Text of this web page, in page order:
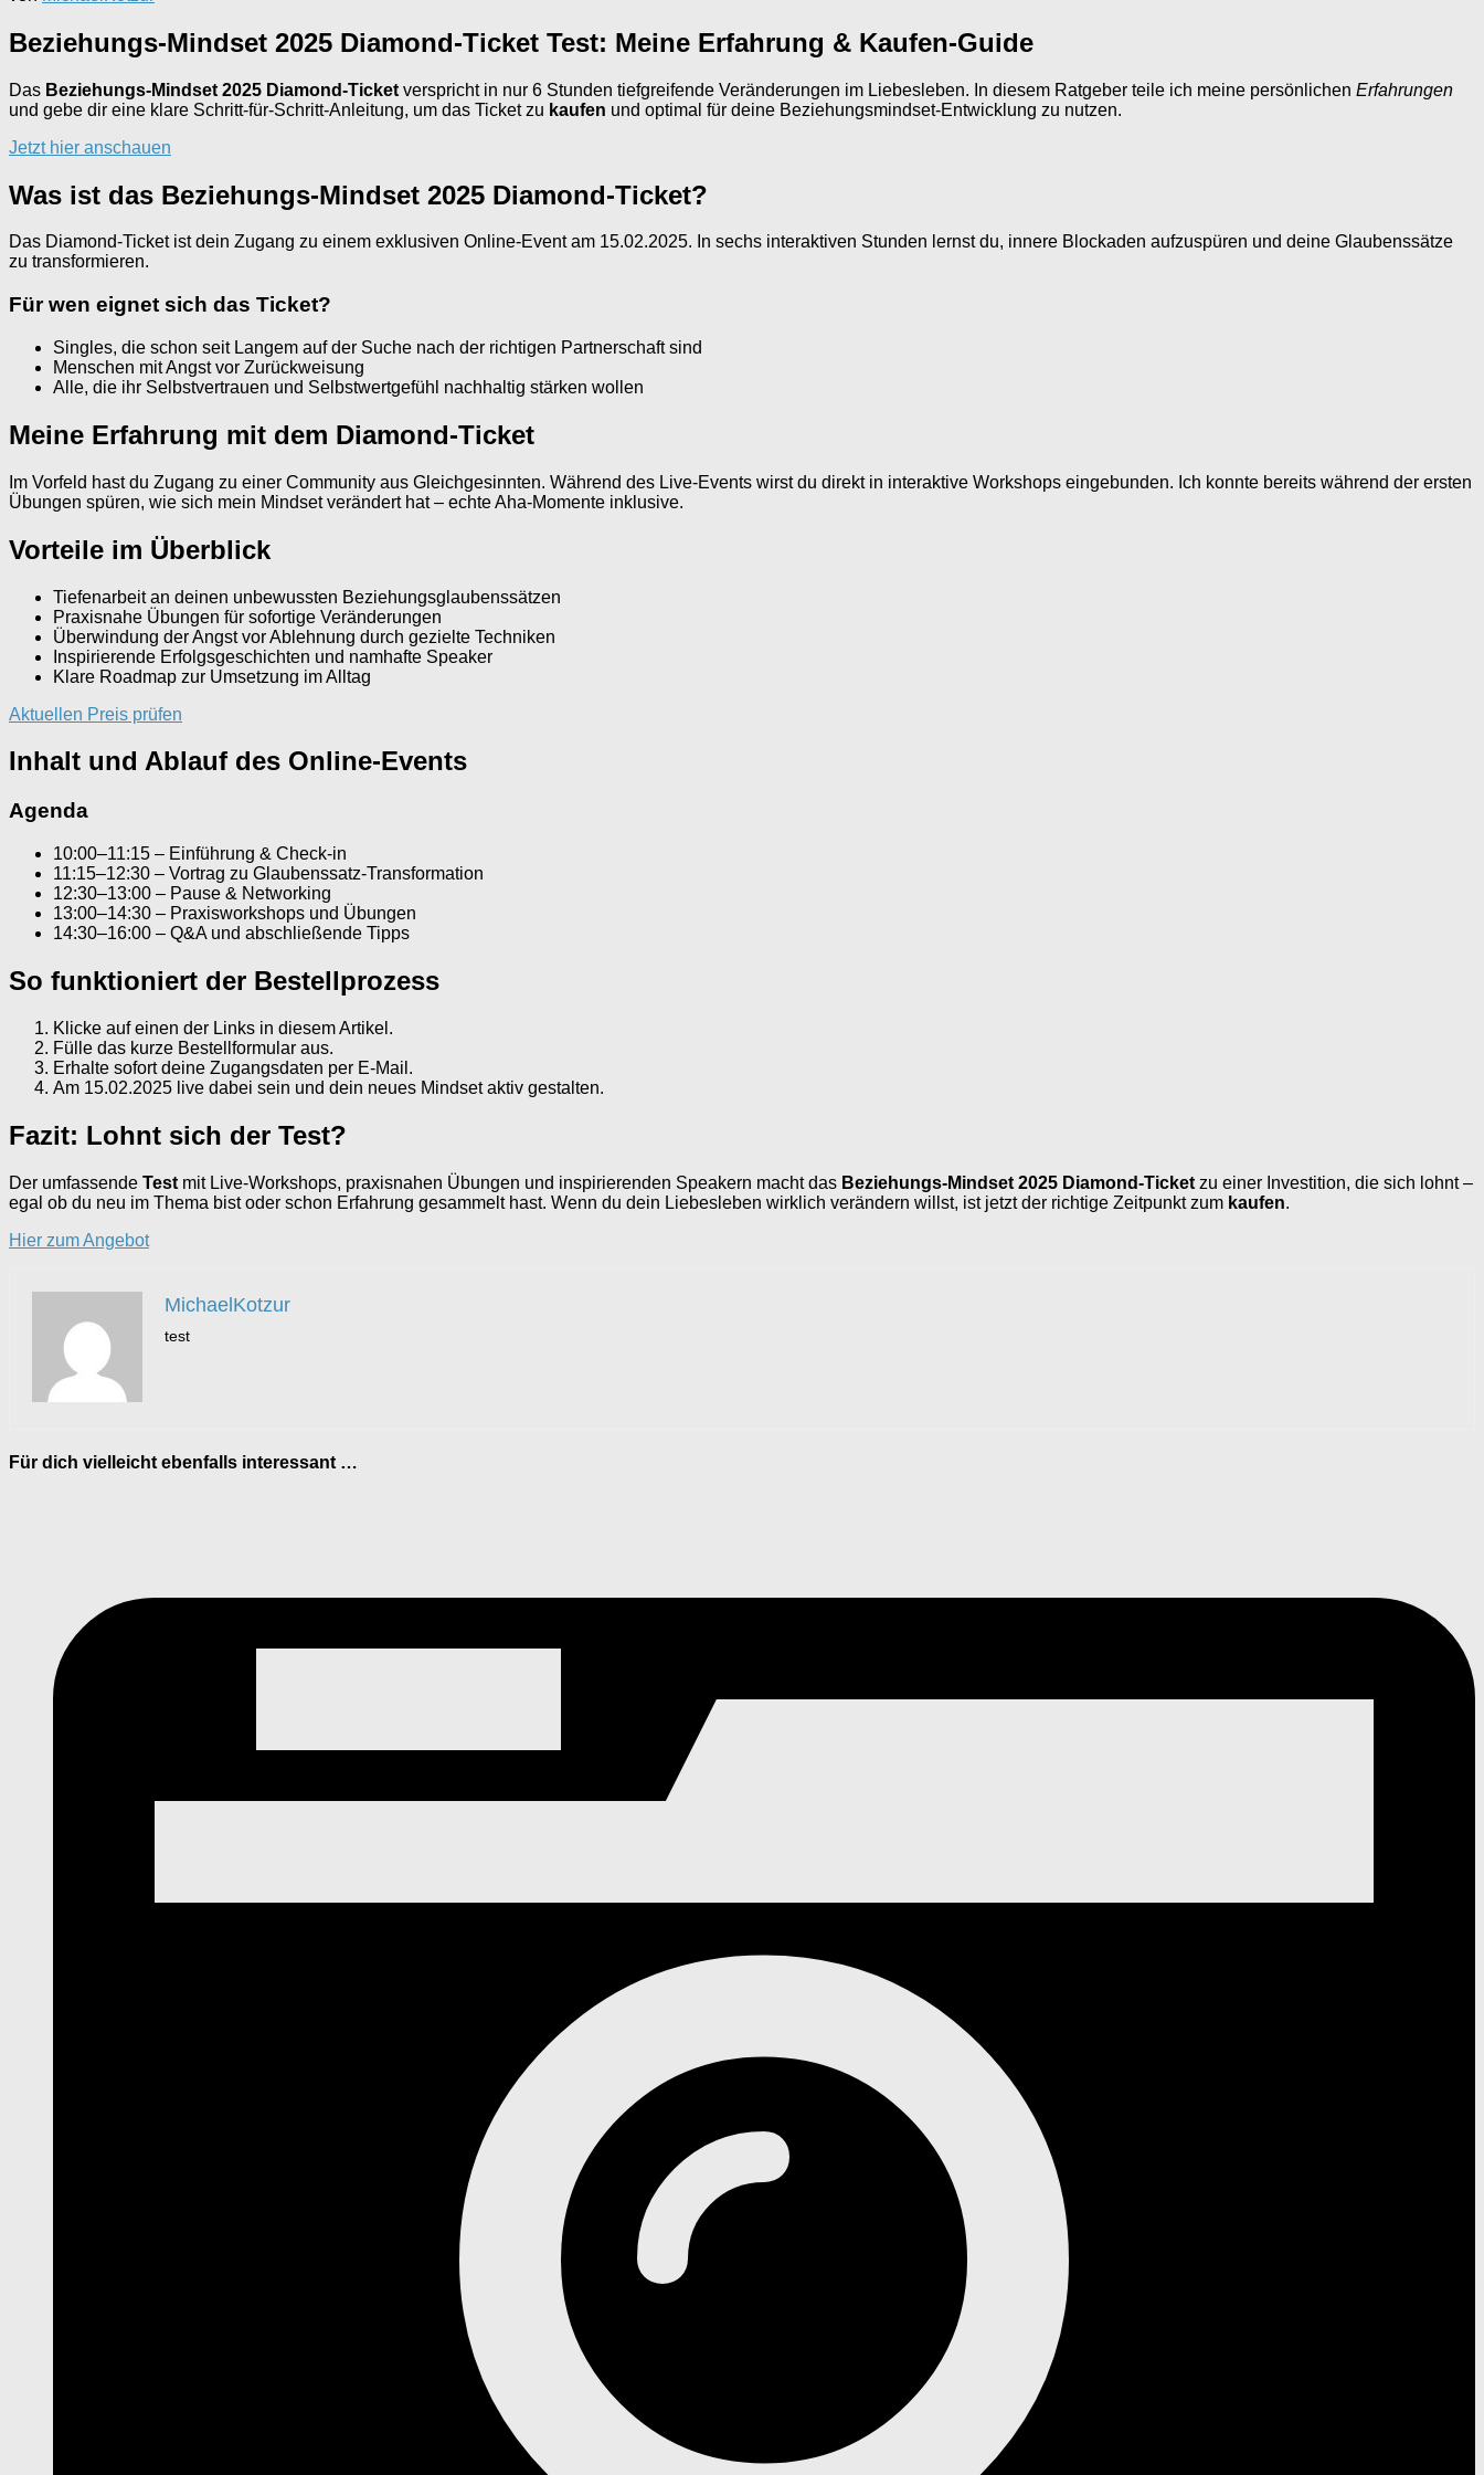
Beziehungs-Mindset 2025 Diamond-Ticket Test: Meine Erfahrung & Kaufen-Guide
Das Beziehungs-Mindset 2025 Diamond-Ticket verspricht in nur 6 Stunden tiefgreifende Veränderungen im Liebesleben. In diesem Ratgeber teile ich meine persönlichen Erfahrungen
und gebe dir eine klare Schritt-für-Schritt-Anleitung, um das Ticket zu kaufen und optimal für deine Beziehungsmindset-Entwicklung zu nutzen.
Jetzt hier anschauen
Was ist das Beziehungs-Mindset 2025 Diamond-Ticket?
Das Diamond-Ticket ist dein Zugang zu einem exklusiven Online-Event am 15.02.2025. In sechs interaktiven Stunden lernst du, innere Blockaden aufzuspüren und deine Glaubenssätze
zu transformieren.
Für wen eignet sich das Ticket?
Singles, die schon seit Langem auf der Suche nach der richtigen Partnerschaft sind
Menschen mit Angst vor Zurückweisung
Alle, die ihr Selbstvertrauen und Selbstwertgefühl nachhaltig stärken wollen
Meine Erfahrung mit dem Diamond-Ticket
Im Vorfeld hast du Zugang zu einer Community aus Gleichgesinnten. Während des Live-Events wirst du direkt in interaktive Workshops eingebunden. Ich konnte bereits während der ersten
Übungen spüren, wie sich mein Mindset verändert hat – echte Aha-Momente inklusive.
Vorteile im Überblick
Tiefenarbeit an deinen unbewussten Beziehungsglaubenssätzen
Praxisnahe Übungen für sofortige Veränderungen
Überwindung der Angst vor Ablehnung durch gezielte Techniken
Inspirierende Erfolgsgeschichten und namhafte Speaker
Klare Roadmap zur Umsetzung im Alltag
Aktuellen Preis prüfen
Inhalt und Ablauf des Online-Events
Agenda
10:00–11:15 – Einführung & Check-in
11:15–12:30 – Vortrag zu Glaubenssatz-Transformation
12:30–13:00 – Pause & Networking
13:00–14:30 – Praxisworkshops und Übungen
14:30–16:00 – Q&A und abschließende Tipps
So funktioniert der Bestellprozess
Klicke auf einen der Links in diesem Artikel.
Fülle das kurze Bestellformular aus.
Erhalte sofort deine Zugangsdaten per E-Mail.
Am 15.02.2025 live dabei sein und dein neues Mindset aktiv gestalten.
Fazit: Lohnt sich der Test?
Der umfassende Test mit Live-Workshops, praxisnahen Übungen und inspirierenden Speakern macht das Beziehungs-Mindset 2025 Diamond-Ticket zu einer Investition, die sich lohnt –
egal ob du neu im Thema bist oder schon Erfahrung gesammelt hast. Wenn du dein Liebesleben wirklich verändern willst, ist jetzt der richtige Zeitpunkt zum kaufen.
Hier zum Angebot
MichaelKotzur
test
Für dich vielleicht ebenfalls interessant …